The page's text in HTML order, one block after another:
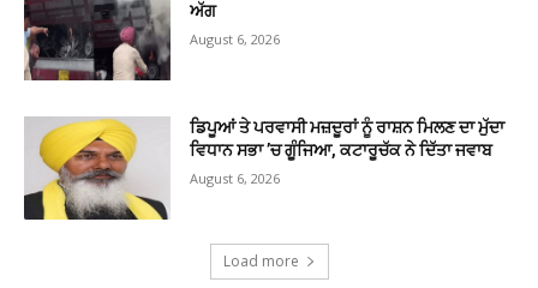
ਅੱਗ
August 6, 2026
ਡਿਪੂਆਂ ਤੇ ਪਰਵਾਸੀ ਮਜ਼ਦੂਰਾਂ ਨੂੰ ਰਾਸ਼ਨ ਮਿਲਣ ਦਾ ਮੁੱਦਾ
ਵਿਧਾਨ ਸਭਾ ’ਚ ਗੂੰਜਿਆ, ਕਟਾਰੂਚੱਕ ਨੇ ਦਿੱਤਾ ਜਵਾਬ
August 6, 2026
Load more